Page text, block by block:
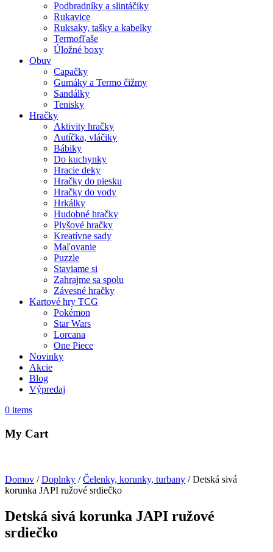
Podbradníky a slintáčiky
Rukavice
Ruksaky, tašky a kabelky
Termofľaše
Úložné boxy
Obuv
Capačky
Gumáky a Termo čižmy
Sandálky
Tenisky
Hračky
Aktivity hračky
Autíčka, vláčiky
Bábiky
Do kuchynky
Hracie deky
Hračky do piesku
Hračky do vody
Hrkálky
Hudobné hračky
Plyšové hračky
Kreatívne sady
Maľovanie
Puzzle
Staviame si
Zahrajme sa spolu
Závesné hračky
Kartové hry TCG
Pokémon
Star Wars
Lorcana
One Piece
Novinky
Akcie
Blog
Výpredaj
0 items
My Cart
Domov /Doplnky /Čelenky, korunky, turbany / Detská sivá
korunka JAPI ružové srdiečko
Detská sivá korunka JAPI ružové
srdiečko